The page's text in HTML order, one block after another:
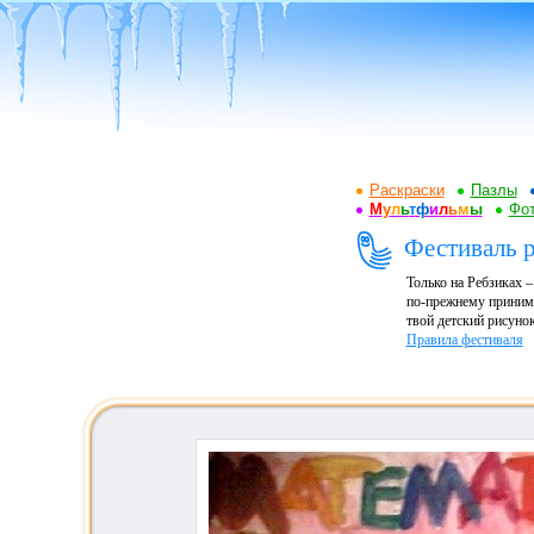
Раскраски
Пазлы
Мультфильмы
Фестиваль
Только на Ребзиках
по-прежнему
твой детский
Правила фестиваля